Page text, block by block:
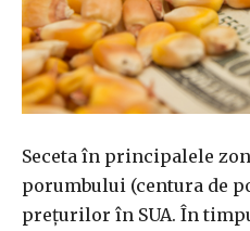
Seceta în principalele
porumbului (centura de
prețurilor în SUA. În